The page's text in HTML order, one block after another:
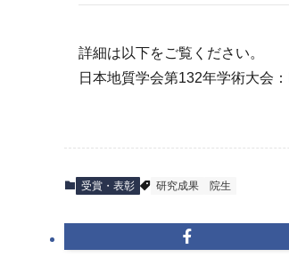
詳細は以下をご覧ください。
日本地質学会第132年学術大会：
受賞・表彰 研究成果 院生